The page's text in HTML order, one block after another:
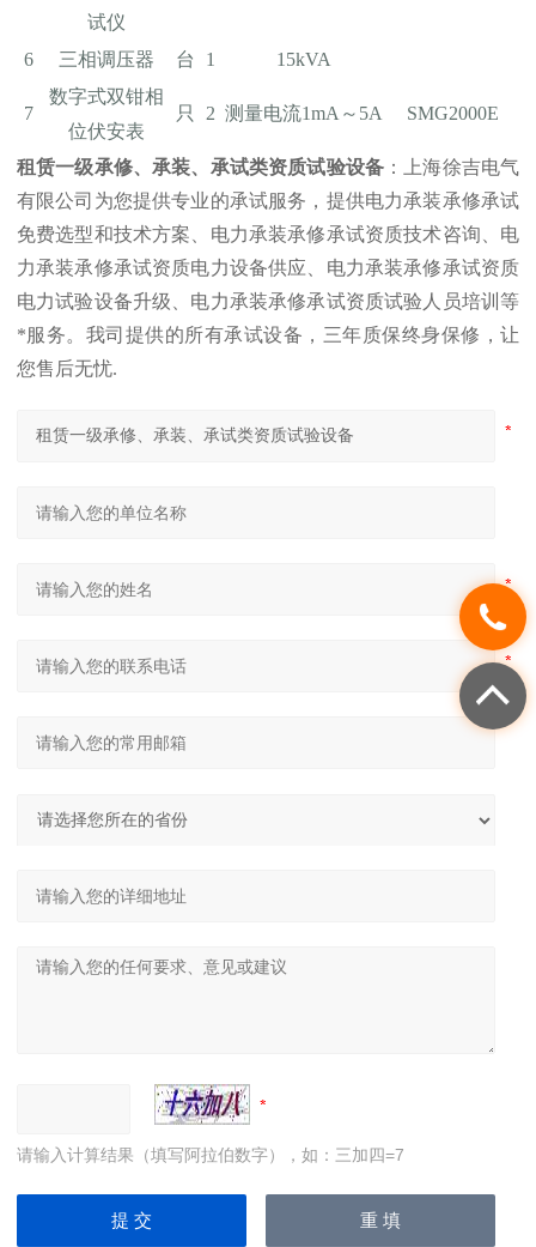
试仪
6 三相调压器 台 1 15kVA
7
数字式双钳相
位伏安表
只 2 测量电流1mA～5A SMG2000E
租赁一级承修、承装、承试类资质试验设备 ：上海徐吉电气
有限公司为您提供专业的承试服务，提供电力承装承修承试
免费选型和技术方案、电力承装承修承试资质技术咨询、电
力承装承修承试资质电力设备供应、电力承装承修承试资质
电力试验设备升级、电力承装承修承试资质试验人员培训等
*服务。我司提供的所有承试设备，三年质保终身保修，让
您售后无忧.
请输入计算结果（填写阿拉伯数字），如：三加四=7